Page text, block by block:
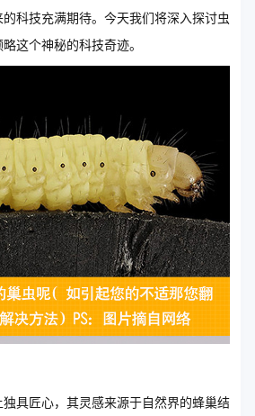
科技充满期待。今天我们将深入探讨虫
这个神秘的科技奇迹。
具匠心，其灵感来源于自然界的蜂巢结